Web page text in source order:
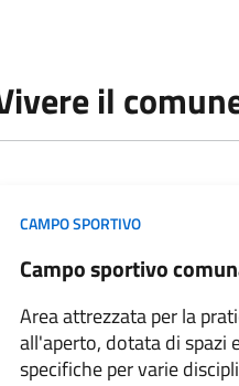
il
CAMPO SPORTIVO
Campo sportivo
Area attrezzata per la
all'aperto, dotata di spazi
specifiche per varie